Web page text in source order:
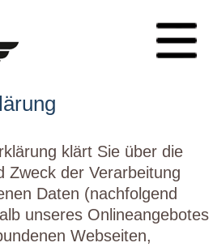
klärt Sie über die
Zweck der Verarbeitung
Daten (nachfolgend
unseres Onlineangebotes
Webseiten,